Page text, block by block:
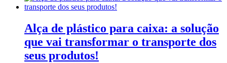
Alça de plástico para caixa: a solução
que vai transformar o transporte dos
seus produtos!